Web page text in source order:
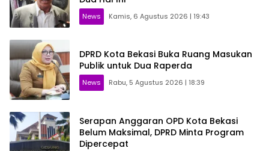
News Kamis, 6 Agustus 2026 | 19:43
DPRD Kota Bekasi Buka Ruang Masukan
Publik untuk Dua Raperda
News Rabu, 5 Agustus 2026 | 18:39
Serapan Anggaran OPD Kota Bekasi
Belum Maksimal, DPRD Minta Program
Dipercepat